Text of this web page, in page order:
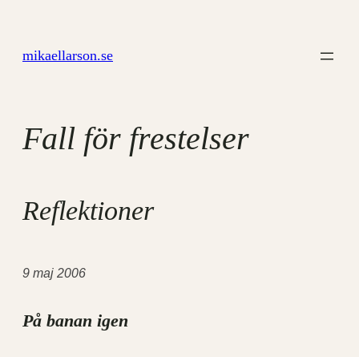
innehåll
mikaellarson.se
Fall för frestelser
Reflektioner
9 maj 2006
På banan igen